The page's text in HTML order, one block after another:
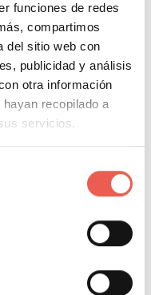
funciones de redes
compartimos
del sitio web con
publicidad y análisis
otra información
recopilado a
servicios.